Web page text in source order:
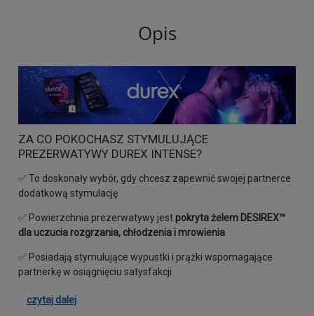
Opis
ZA CO POKOCHASZ STYMULUJĄCE
PREZERWATYWY DUREX INTENSE?
✅ To doskonały wybór, gdy chcesz zapewnić swojej partnerce
dodatkową stymulację
✅ Powierzchnia prezerwatywy jest pokryta żelem DESIREX™
dla uczucia rozgrzania, chłodzenia i mrowienia
✅ Posiadają stymulujące wypustki i prążki wspomagające
partnerkę w osiągnięciu satysfakcji
czytaj dalej